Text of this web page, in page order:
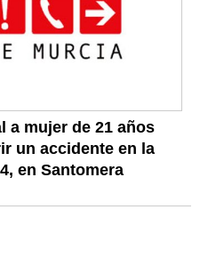
a mujer de 21 años
un accidente en la
en Santomera